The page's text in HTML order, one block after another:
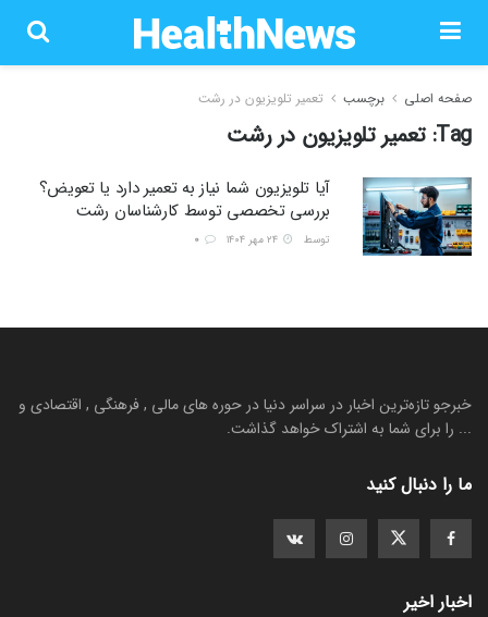
صفحه اصلی برچسب تعمیر تلویزیون در رشت
Tag: تعمیر تلویزیون در رشت
آیا تلویزیون شما نیاز به تعمیر دارد یا تعویض؟
بررسی تخصصی توسط کارشناسان رشت
توسط
خبرجو تازه‌ترین اخبار در سراسر دنیا در حوره های مالی , فرهنگی , اقتصادی و
... را برای شما به اشتراک خواهد گذاشت.
ما را دنبال کنید
اخبار اخیر